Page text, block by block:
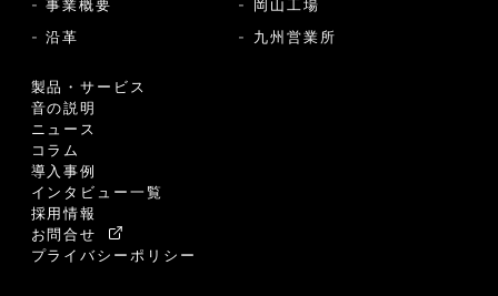
- 事業概要
- 沿革
製品・サービス
音の説明
ニュース
コラム
導入事例
インタビュー一覧
採用情報
お問合せ
プライバシーポリシー
- 岡山工場
- 九州営業所